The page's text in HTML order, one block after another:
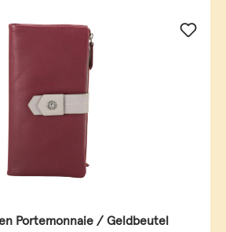
Portemonnaie / Geldbeutel